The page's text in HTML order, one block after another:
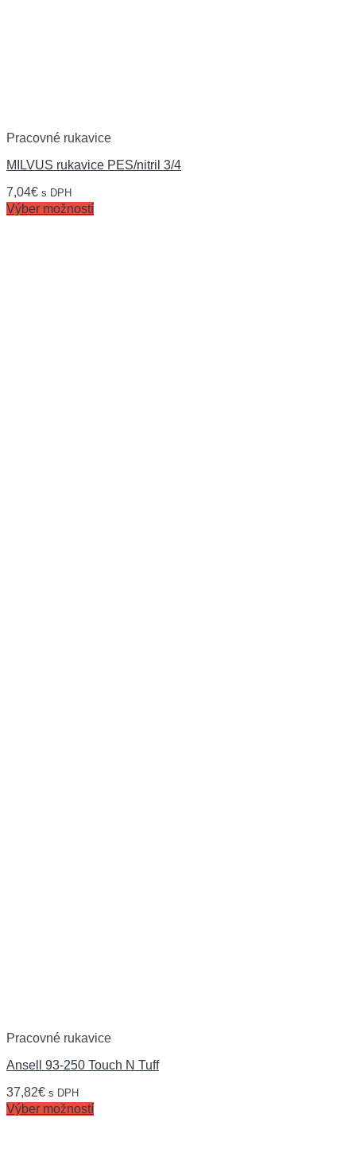
Pracovné rukavice
MILVUS rukavice PES/nitril 3/4
7,04€ s DPH
Výber možností
Pracovné rukavice
Ansell 93-250 Touch N Tuff
37,82€ s DPH
Výber možností